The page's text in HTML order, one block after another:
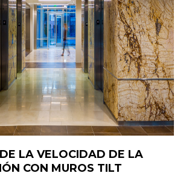
LA VELOCIDAD DE LA
CON MUROS TILT